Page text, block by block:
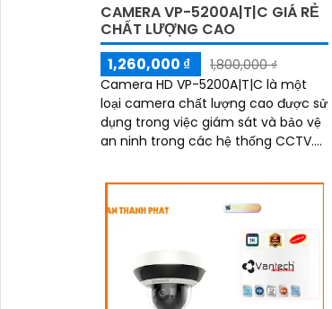
CAMERA VP-5200A|T|C GIÁ RẺ
CHẤT LƯỢNG CAO
1,260,000 ₫
1,800,000 ₫
Camera HD VP-5200A|T|C là một
loại camera chất lượng cao được sử
dụng trong việc giám sát và bảo vệ
an ninh trong các hệ thống CCTV.
này cung...